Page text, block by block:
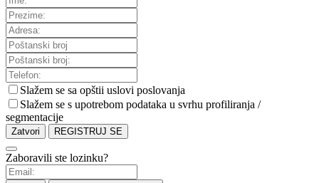
Slažem se sa opštii uslovi poslovanja
Slažem se s upotrebom podataka u svrhu profiliranja /
segmentacije
Zatvori REGISTRUJ SE
Zaboravili ste lozinku?